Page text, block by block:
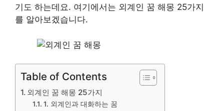
기도 하는데요. 여기에서는 외계인 꿈 해몽 25가지
를 알아보겠습니다.
Table of Contents
외계인 꿈 해몽 25가지
1. 외계인과 대화하는 꿈